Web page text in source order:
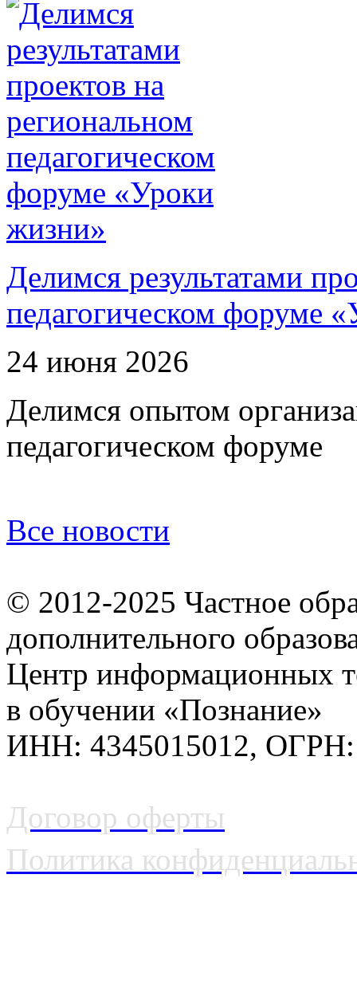
Делимся результатами
педагогическом форуме
24 июня 2026
Делимся опытом
педагогическом форуме
Все новости
© 2012-2025 Частное
дополнительного
Центр информационных
в обучении «Познание»
ИНН: 4345015012, ОГРН:
Договор оферты
Политика